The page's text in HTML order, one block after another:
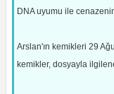
DNA uyumu ile
Arslan'ın kemikleri 29
kemikler, dosyayla